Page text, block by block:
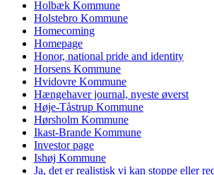
Holbæk Kommune
Holstebro Kommune
Homecoming
Homepage
Honor, national pride and identity
Horsens Kommune
Hvidovre Kommune
Hængehaver journal, nyeste øverst
Høje-Tåstrup Kommune
Hørsholm Kommune
Ikast-Brande Kommune
Investor page
Ishøj Kommune
Ja, det er realistisk vi kan stoppe eller